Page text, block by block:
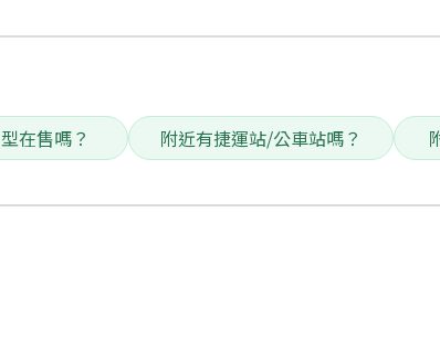
在售嗎？ 附近有捷運站/公車站嗎？